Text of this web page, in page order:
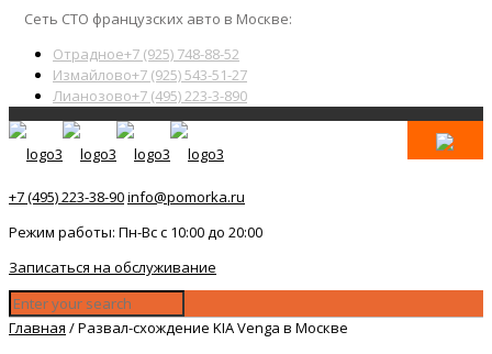
Сеть СТО французских авто в Москве:
Отрадное+7 (925) 748-88-52
Измайлово+7 (925) 543-51-27
Лианозово+7 (495) 223-3-890
+7 (495) 223-38-90info@pomorka.ru
Режим работы: Пн-Вс с 10:00 до 20:00
Записаться на обслуживание
Главная /Развал-схождение KIA Venga в Москве